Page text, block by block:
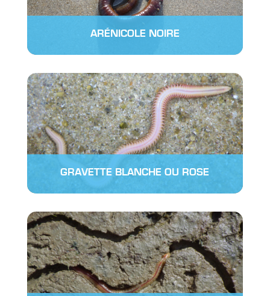
ARÉNICOLE NOIRE
GRAVETTE BLANCHE OU ROSE